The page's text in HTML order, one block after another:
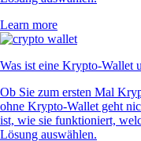
Learn more
Was ist eine Krypto-Wallet
Ob Sie zum ersten Mal
ohne Krypto-Wallet geht
ist, wie sie funktioniert,
Lösung auswählen.